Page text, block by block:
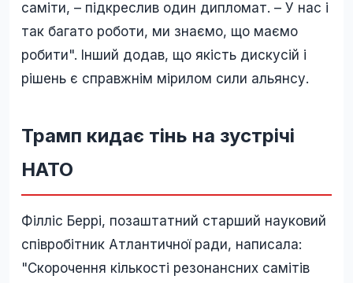
саміти, – підкреслив один дипломат. – У нас і
так багато роботи, ми знаємо, що маємо
робити". Інший додав, що якість дискусій і
рішень є справжнім мірилом сили альянсу.
Трамп кидає тінь на зустрічі
НАТО
Філліс Беррі, позаштатний старший науковий
співробітник Атлантичної ради, написала:
"Скорочення кількості резонансних самітів